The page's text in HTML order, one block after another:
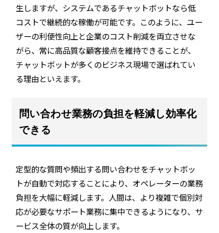
生しますが、システムであるチャットボットなら低
コストで継続的な稼働が可能です。このように、ユー
ザーの利便性向上と企業のコスト削減を両立させな
がら、常に高品質な顧客接点を維持できることが、
チャットボットが多くのビジネス現場で選ばれてい
る理由といえます。
問い合わせ業務の負担を軽減し効率化
できる
定型的な質問や頻出する問い合わせをチャットボッ
トが自動で対応することにより、オペレーターの業務
負担を大幅に軽減します。人間は、より複雑で個別対
応が必要なサポート業務に集中できるようになり、サ
ービス全体の質が向上します。